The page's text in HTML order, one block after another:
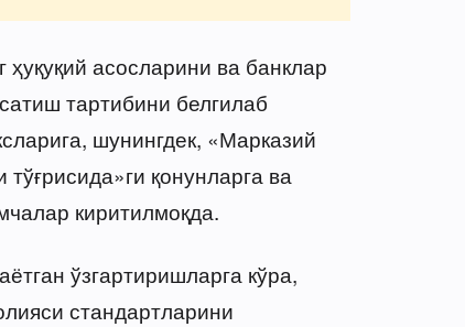
асосларини ва банклар
тартибини белгилаб
шунингдек, «Марказий
қонунларга ва
киритилмоқда.
ўзгартиришларга кўра,
стандартларини